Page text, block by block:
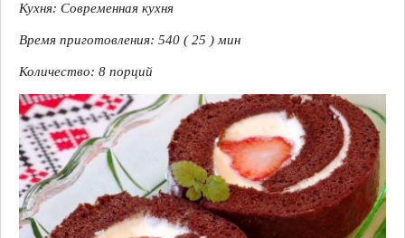
Кухня: Современная кухня
Время приготовления: 540 ( 25 ) мин
Количество: 8 порций